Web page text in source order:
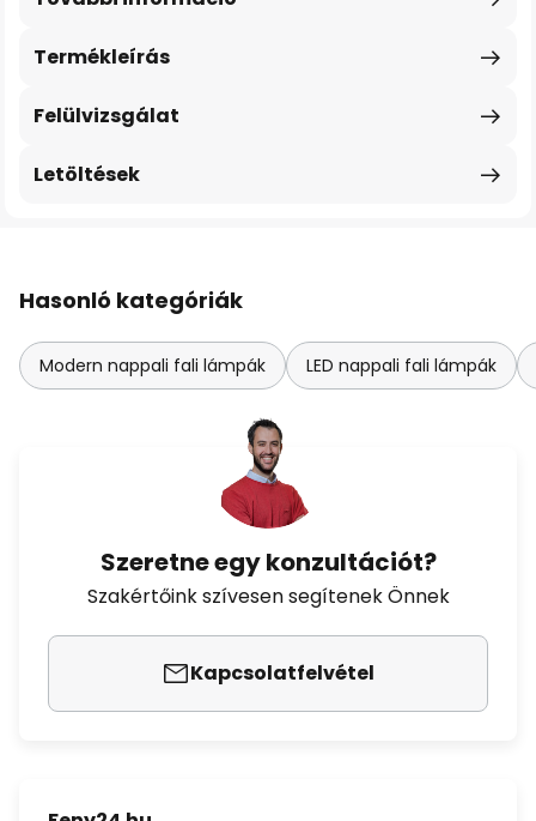
Termékleírás
Felülvizsgálat
Letöltések
Hasonló kategóriák
Modern nappali fali lámpák LED nappali fali lámpák
Szeretne egy konzultációt?
Szakértőink szívesen segítenek Önnek
Kapcsolatfelvétel